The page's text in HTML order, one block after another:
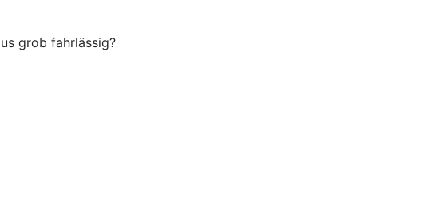
grob fahrlässig?